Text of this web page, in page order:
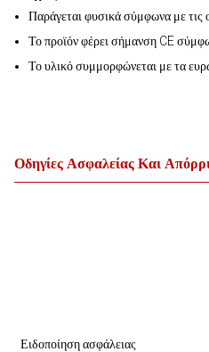
Παράγεται φυσικά σύμφωνα με τις
Το προϊόν φέρει σήμανση CE
Το υλικό συμμορφώνεται με τα
Οδηγίες Ασφαλείας Και
Ειδοποίηση ασφάλειας